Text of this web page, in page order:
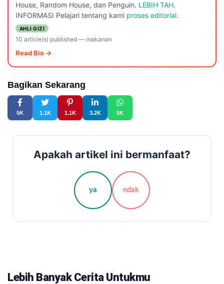
House, Random House, dan Penguin. LEBIH TAH.
INFORMASI Pelajari tentang kami proses editorial.
AHLI GIZI
10 article(s) published— makanan
Read Bio →
Bagikan Sekarang
5K 1.1K 1.1K 3.2K 5K
Apakah artikel ini bermanfaat?
ya ndak
Lebih Banyak Cerita Untukmu